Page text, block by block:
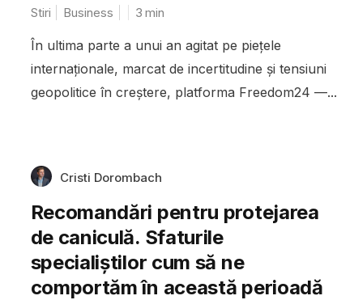
Stiri Business 3 min
În ultima parte a unui an agitat pe piețele
internaționale, marcat de incertitudine și tensiuni
geopolitice în creștere, platforma Freedom24 —...
Cristi Dorombach
Recomandări pentru protejarea
de caniculă. Sfaturile
specialiștilor cum să ne
comportăm în această perioadă